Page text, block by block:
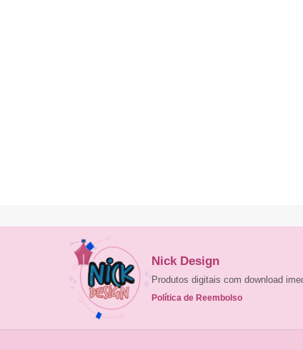
Nick Design
Produtos digitais com download
Política de Reembolso